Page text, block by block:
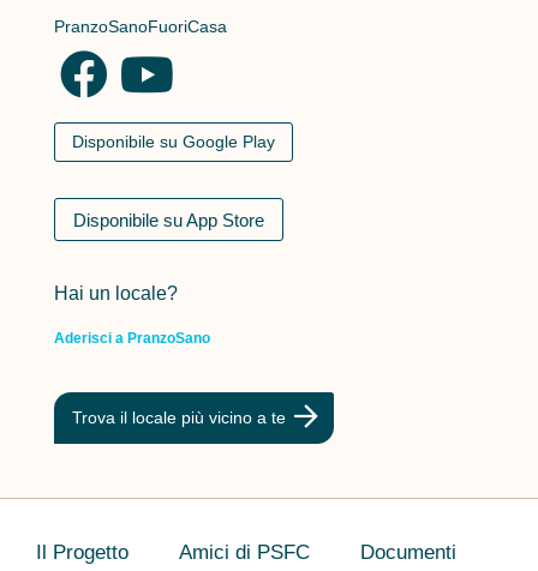
PranzoSanoFuoriCasa
Disponibile su Google Play
Disponibile su App Store
Hai un locale?
Aderisci a PranzoSano
Trova il locale più vicino a te
Il Progetto Amici di PSFC Documenti